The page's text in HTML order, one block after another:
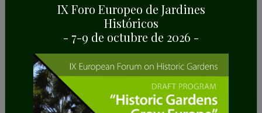
Beatriz Piñeiro Lago,
copropietaria de Pazo Quinteiro
Da Cruz (Ribadumia,
Pontevedra, España), uno de los
IX Foro Europeo de Jardines
Históricos
- 7-9 de octubre de 2026 -